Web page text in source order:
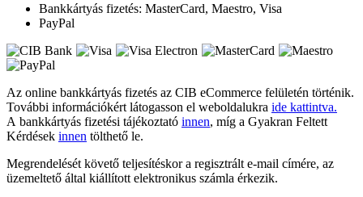
Bankkártyás fizetés: MasterCard, Maestro, Visa
PayPal
Az online bankkártyás fizetés az CIB eCommerce felületén történik.
További információkért látogasson el weboldalukra ide kattintva.
A bankkártyás fizetési tájékoztató innen, míg a Gyakran Feltett
Kérdések innen tölthető le.
Megrendelését követő teljesítéskor a regisztrált e-mail címére, az
üzemeltető által kiállított elektronikus számla érkezik.